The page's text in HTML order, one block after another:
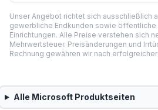
Unser Angebot richtet sich ausschließlich
gewerbliche Endkunden sowie
Einrichtungen. Alle Preise verstehen sich
Mehrwertsteuer. Preisänderungen und
Rechnung gewähren wir nach
Alle MicrosoftProduktseiten